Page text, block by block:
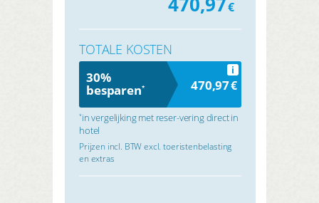
€
TOTALE KOSTEN
30%
besparen*
i
470,97€
*in vergelijking met reser-vering direct in
hotel
Prijzen incl. BTW excl. toeristenbelasting
en extras